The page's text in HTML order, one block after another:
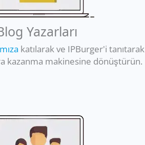
Yazarları
katılarak ve IPBurger'i tanıtarak
kazanma makinesine dönüştürün.